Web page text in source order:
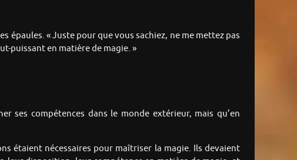
épaules. « Juste pour que vous sachiez, ne me mettez pas
puissant en matière de magie. »
ses compétences dans le monde extérieur, mais qu’en
étaient nécessaires pour maîtriser la magie. Ils devaient